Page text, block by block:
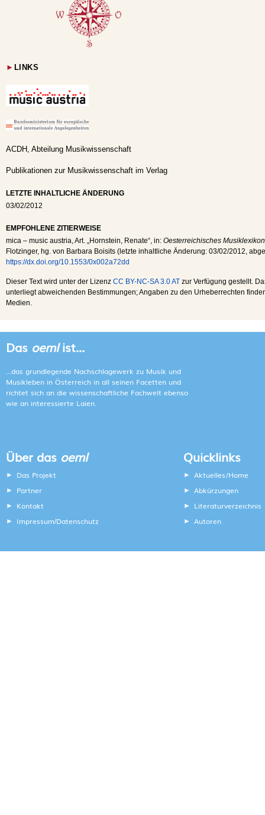
► LINKS
ACDH, Abteilung Musikwissenschaft
Publikationen zur Musikwissenschaft im Verlag
LETZTE INHALTLICHE ÄNDERUNG
03/02/2012
EMPFOHLENE ZITIERWEISE
mica – music austria, Art. „Hornstein, Renate“, in: Oesterreichisches
Flotzinger, hg. von Barbara Boisits (letzte inhaltliche Änderung: 03/02/2012,
https://dx.doi.org/10.1553/0x002a72dd
Dieser Text wird unter der Lizenz CC BY-NC-SA 3.0 AT zur Verfügung gestellt.
unterliegt abweichenden Bestimmungen; Angaben zu den Urheberrechten
Medien.
Das oemlist...
...das grundlegende Nachschlagewerk zu Musik und
Musikleben in Österreich in all seinen Facetten und
richtet sich an die wissenschaftliche Fachwelt ebenso
wie an interessierte Laien.
Über das oeml
Das Projekt
Partner
Kontakt
Impressum/Datenschutz
Quicklinks
Aktuelles/Home
Abkürzungen
Literaturverzeichnis
Autoren